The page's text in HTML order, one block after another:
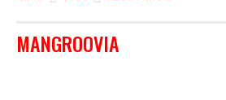
MANGROOVIA